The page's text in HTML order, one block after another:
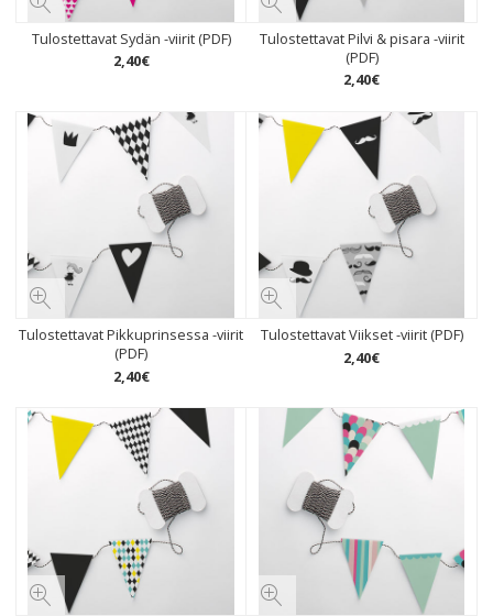
Tulostettavat Sydän -viirit (PDF)
2,40€
Tulostettavat Pilvi & pisara -viirit
(PDF)
2,40€
Tulostettavat Pikkuprinsessa -viirit
(PDF)
2,40€
Tulostettavat Viikset -viirit (PDF)
2,40€